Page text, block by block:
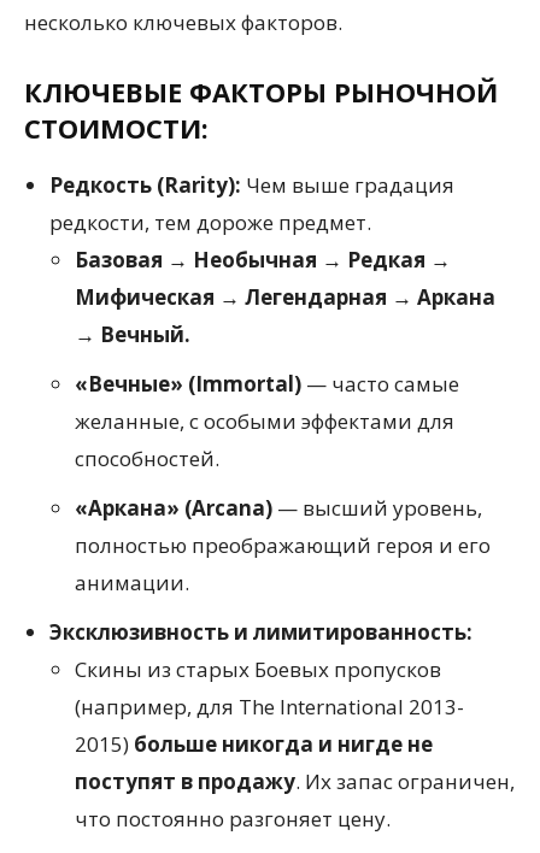
несколько ключевых факторов.
КЛЮЧЕВЫЕ ФАКТОРЫ РЫНОЧНОЙ
СТОИМОСТИ:
Редкость (Rarity): Чем выше градация
редкости, тем дороже предмет.
Базовая → Необычная → Редкая →
Мифическая → Легендарная → Аркана
→ Вечный.
«Вечные» (Immortal) — часто самые
желанные, с особыми эффектами для
способностей.
«Аркана» (Arcana) — высший уровень,
полностью преображающий героя и его
анимации.
Эксклюзивность и лимитированность:
Скины из старых Боевых пропусков
(например, для The International 2013-
2015) больше никогда и нигде не
поступят в продажу. Их запас ограничен,
что постоянно разгоняет цену.